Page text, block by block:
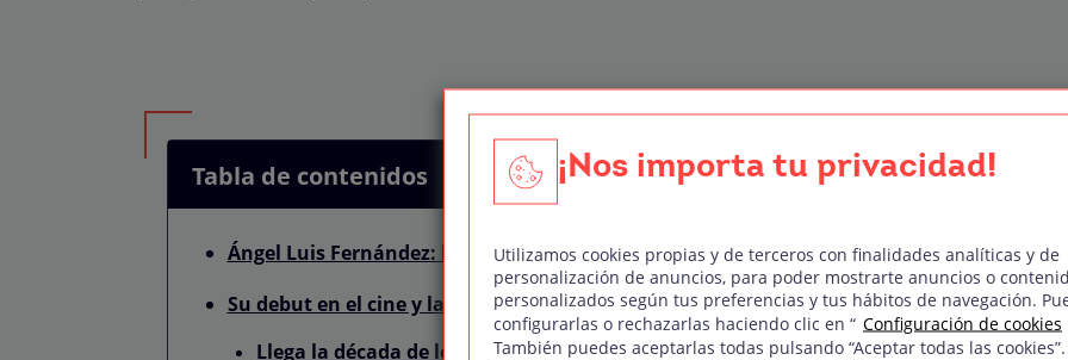
Tabla de contenidos
Ángel Luis Fernández: los inicios
Su debut en el cine y la movida madrileña
Llega la década de los 80 y con ella la movida madrileña
¡Nos importa tu privacidad!
Utilizamos cookies propias y de terceros con finalidades analíticas y de
personalización de anuncios, para poder mostrarte anuncios o
personalizados según tus preferencias y tus hábitos de navegación.
configurarlas o rechazarlas haciendo clic en “ Configuración de cookies
También puedes aceptarlas todas pulsando “Aceptar todas las